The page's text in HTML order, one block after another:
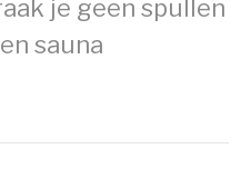
je geen spullen
sauna